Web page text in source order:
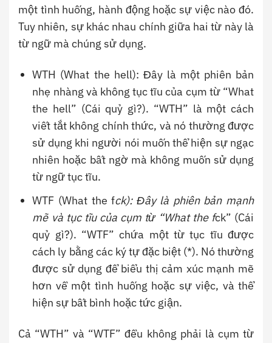
một tình huống, hành động hoặc sự việc nào đó.
Tuy nhiên, sự khác nhau chính giữa hai từ này là
từ ngữ mà chúng sử dụng.
WTH (What the hell): Đây là một phiên bản
nhẹ nhàng và không tục tĩu của cụm từ “What
the hell” (Cái quỷ gì?). “WTH” là một cách
viết tắt không chính thức, và nó thường được
sử dụng khi người nói muốn thể hiện sự ngạc
nhiên hoặc bất ngờ mà không muốn sử dụng
từ ngữ tục tĩu.
WTF (What the fck): Đây là phiên bản mạnh
mẽ và tục tĩu của cụm từ “What the fck” (Cái
quỷ gì?). “WTF” chứa một từ tục tĩu được
cách ly bằng các ký tự đặc biệt (*). Nó thường
được sử dụng để biểu thị cảm xúc mạnh mẽ
hơn về một tình huống hoặc sự việc, và thể
hiện sự bất bình hoặc tức giận.
Cả “WTH” và “WTF” đều không phải là cụm từ